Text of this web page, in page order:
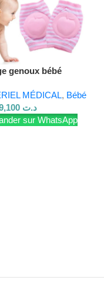
genoux bébé
MÉDICAL, Bébé
د.ت
sur WhatsApp